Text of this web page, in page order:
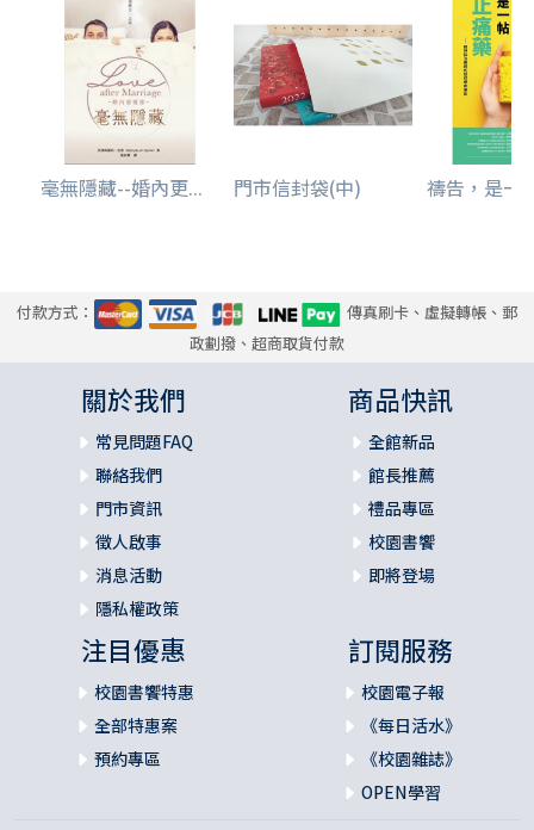
毫無隱藏--婚內更... 門市信封袋(中) 禱告，是一
付款方式：
傳真刷卡、虛擬轉帳、郵
政劃撥、超商取貨付款
關於我們
常見問題FAQ
聯絡我們
門市資訊
徵人啟事
消息活動
隱私權政策
商品快訊
全館新品
館長推薦
禮品專區
校園書饗
即將登場
注目優惠
校園書饗特惠
全部特惠案
預約專區
訂閱服務
校園電子報
《每日活水》
《校園雜誌》
OPEN學習